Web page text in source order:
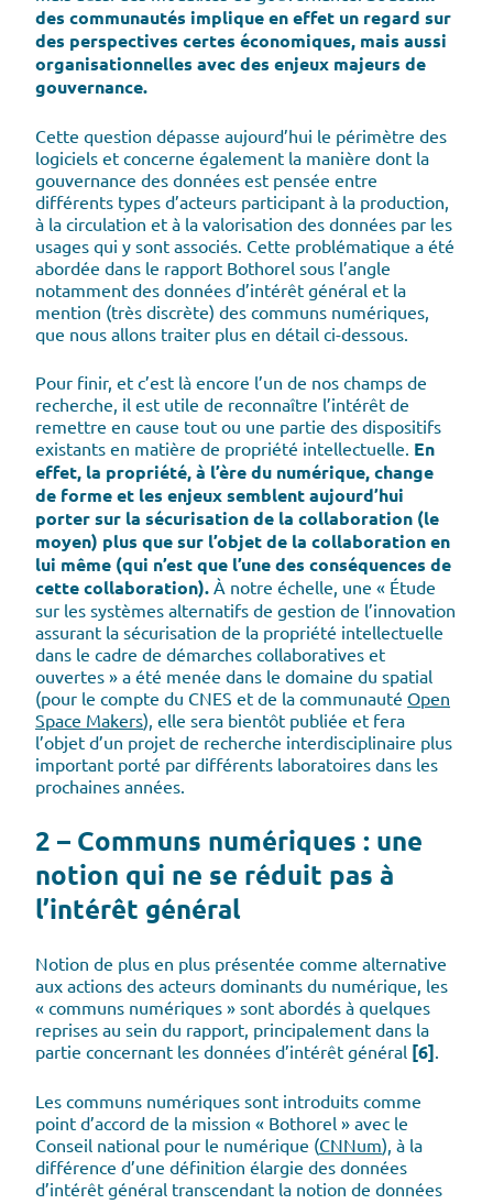
des communautés implique en effet un regard sur
des perspectives certes économiques, mais aussi
organisationnelles avec des enjeux majeurs de
gouvernance.
Cette question dépasse aujourd’hui le périmètre des
logiciels et concerne également la manière dont la
gouvernance des données est pensée entre
différents types d’acteurs participant à la production,
à la circulation et à la valorisation des données par les
usages qui y sont associés. Cette problématique a été
abordée dans le rapport Bothorel sous l’angle
notamment des données d’intérêt général et la
mention (très discrète) des communs numériques,
que nous allons traiter plus en détail ci-dessous.
Pour finir, et c’est là encore l’un de nos champs de
recherche, il est utile de reconnaître l’intérêt de
remettre en cause tout ou une partie des dispositifs
existants en matière de propriété intellectuelle. En
effet, la propriété, à l’ère du numérique, change
de forme et les enjeux semblent aujourd’hui
porter sur la sécurisation de la collaboration (le
moyen) plus que sur l’objet de la collaboration en
lui même (qui n’est que l’une des conséquences de
cette collaboration). À notre échelle, une « Étude
sur les systèmes alternatifs de gestion de l’innovation
assurant la sécurisation de la propriété intellectuelle
dans le cadre de démarches collaboratives et
ouvertes » a été menée dans le domaine du spatial
(pour le compte du CNES et de la communauté Open
Space Makers), elle sera bientôt publiée et fera
l’objet d’un projet de recherche interdisciplinaire plus
important porté par différents laboratoires dans les
prochaines années.
2 – Communs numériques : une
notion qui ne se réduit pas à
l’intérêt général
Notion de plus en plus présentée comme alternative
aux actions des acteurs dominants du numérique, les
« communs numériques » sont abordés à quelques
reprises au sein du rapport, principalement dans la
partie concernant les données d’intérêt général [6].
Les communs numériques sont introduits comme
point d’accord de la mission « Bothorel » avec le
Conseil national pour le numérique (CNNum), à la
différence d’une définition élargie des données
d’intérêt général transcendant la notion de données